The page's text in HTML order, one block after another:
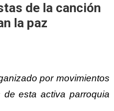
de la canción
la paz
por movimientos
esta activa parroquia